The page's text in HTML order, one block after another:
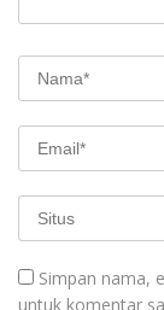
Simpan nama,
untuk komentar